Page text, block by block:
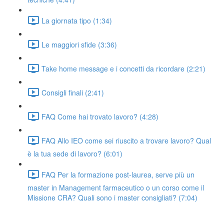
La giornata tipo (1:34)
Le maggiori sfide (3:36)
Take home message e i concetti da ricordare (2:21)
Consigli finali (2:41)
FAQ Come hai trovato lavoro? (4:28)
FAQ Allo IEO come sei riuscito a trovare lavoro? Qual
è la tua sede di lavoro? (6:01)
FAQ Per la formazione post-laurea, serve più un
master in Management farmaceutico o un corso come il
Missione CRA? Quali sono i master consigliati? (7:04)